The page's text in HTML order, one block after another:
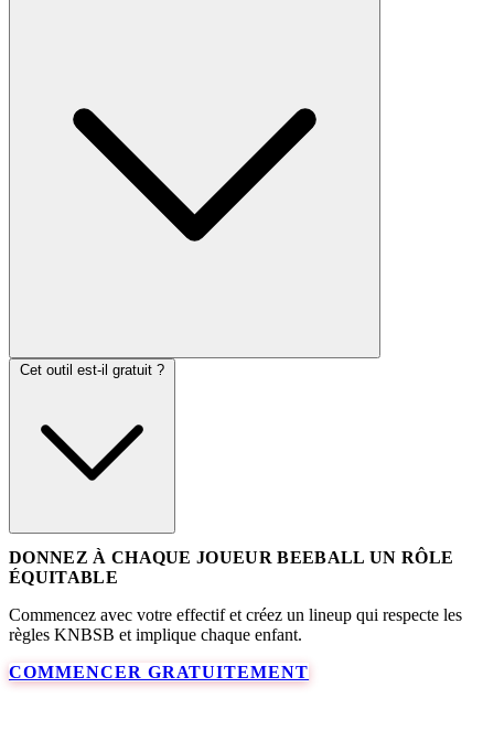
Cet outil est-il gratuit ?
DONNEZ À CHAQUE JOUEUR BEEBALL UN RÔLE
ÉQUITABLE
Commencez avec votre effectif et créez un lineup qui respecte les
règles KNBSB et implique chaque enfant.
COMMENCER GRATUITEMENT